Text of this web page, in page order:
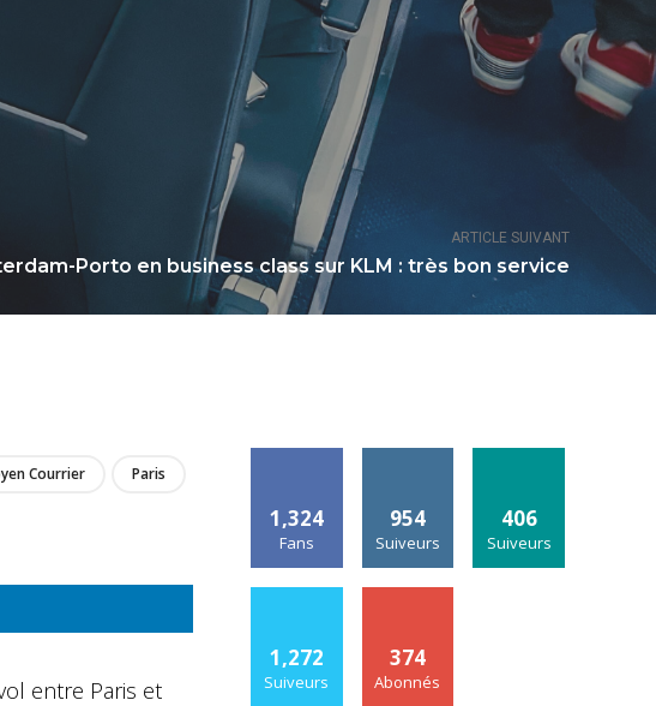
ARTICLE SUIVANT
Porto en business class sur KLM : très bon service
Courrier
Paris
entre Paris et
1,324
Fans
954
Suiveurs
406
Suiveurs
1,272
Suiveurs
374
Abonnés